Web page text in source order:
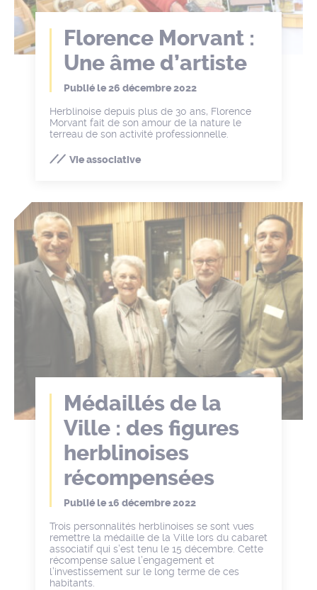
Florence Morvant :
Une âme d’artiste
Publié le26 décembre 2022
Herblinoise depuis plus de 30 ans, Florence
Morvant fait de son amour de la nature le
terreau de son activité professionnelle.
Vie associative
Médaillés de la
Ville : des figures
herblinoises
récompensées
Publié le16 décembre 2022
Trois personnalités herblinoises se sont vues
remettre la médaille de la Ville lors du cabaret
associatif qui s’est tenu le 15 décembre. Cette
récompense salue l’engagement et
l’investissement sur le long terme de ces
habitants.